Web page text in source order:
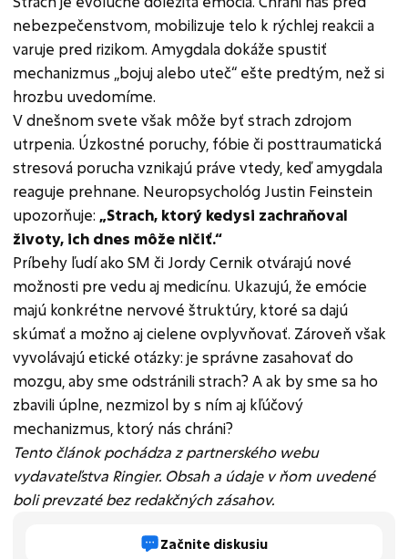
nebezpečenstvom, mobilizuje telo k rýchlej reakcii a
varuje pred rizikom. Amygdala dokáže spustiť
mechanizmus „bojuj alebo uteč“ ešte predtým, než si
hrozbu uvedomíme.
V dnešnom svete však môže byť strach zdrojom
utrpenia. Úzkostné poruchy, fóbie či posttraumatická
stresová porucha vznikajú práve vtedy, keď amygdala
reaguje prehnane. Neuropsychológ Justin Feinstein
upozorňuje: „Strach, ktorý kedysi zachraňoval
životy, ich dnes môže ničiť.“
Príbehy ľudí ako SM či Jordy Cernik otvárajú nové
možnosti pre vedu aj medicínu. Ukazujú, že emócie
majú konkrétne nervové štruktúry, ktoré sa dajú
skúmať a možno aj cielene ovplyvňovať. Zároveň však
vyvolávajú etické otázky: je správne zasahovať do
mozgu, aby sme odstránili strach? A ak by sme sa ho
zbavili úplne, nezmizol by s ním aj kľúčový
mechanizmus, ktorý nás chráni?
Tento článok pochádza z partnerského webu
vydavateľstva Ringier. Obsah a údaje v ňom uvedené
boli prevzaté bez redakčných zásahov.
Začnite diskusiu